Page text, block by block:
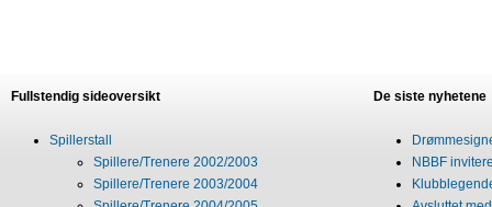
Fullstendig sideoversikt
Spillerstall
Spillere/Trenere 2002/2003
Spillere/Trenere 2003/2004
De siste nyhetene
NBBF